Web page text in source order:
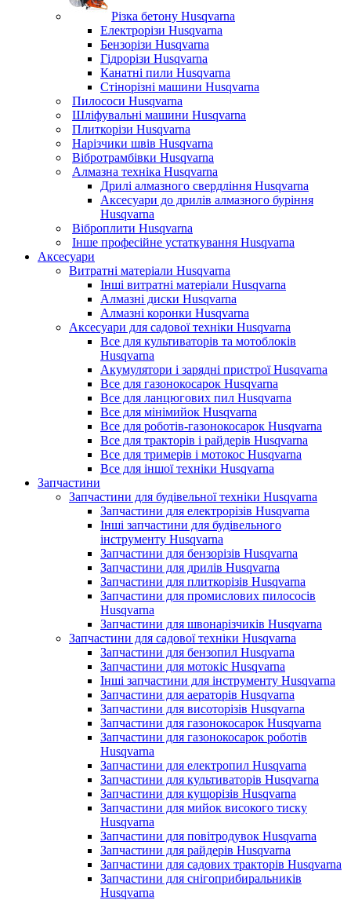
Різка бетону Husqvarna
Електрорізи Husqvarna
Бензорізи Husqvarna
Гідрорізи Husqvarna
Канатні пили Husqvarna
Стінорізні машини Husqvarna
Пилососи Husqvarna
Шліфувальні машини Husqvarna
Плиткорізи Husqvarna
Нарізчики швів Husqvarna
Вібротрамбівки Husqvarna
Алмазна техніка Husqvarna
Дрилі алмазного свердління Husqvarna
Аксесуари до дрилів алмазного буріння
Husqvarna
Віброплити Husqvarna
Інше професійне устаткування Husqvarna
Аксесуари
Витратні матеріали Husqvarna
Інші витратні матеріали Husqvarna
Алмазні диски Husqvarna
Алмазні коронки Husqvarna
Аксесуари для садової техніки Husqvarna
Все для культиваторів та мотоблоків
Husqvarna
Акумулятори і зарядні пристрої Husqvarna
Все для газонокосарок Husqvarna
Все для ланцюгових пил Husqvarna
Все для мінімийок Husqvarna
Все для роботів-газонокосарок Husqvarna
Все для тракторів і райдерів Husqvarna
Все для тримерів і мотокос Husqvarna
Все для іншої техніки Husqvarna
Запчастини
Запчастини для будівельної техніки Husqvarna
Запчастини для електрорізів Husqvarna
Інші запчастини для будівельного
інструменту Husqvarna
Запчастини для бензорізів Husqvarna
Запчастини для дрилів Husqvarna
Запчастини для плиткорізів Husqvarna
Запчастини для промислових пилососів
Husqvarna
Запчастини для швонарізчиків Husqvarna
Запчастини для садової техніки Husqvarna
Запчастини для бензопил Husqvarna
Запчастини для мотокіс Husqvarna
Інші запчастини для інструменту Husqvarna
Запчастини для аераторів Husqvarna
Запчастини для висоторізів Husqvarna
Запчастини для газонокосарок Husqvarna
Запчастини для газонокосарок роботів
Husqvarna
Запчастини для електропил Husqvarna
Запчастини для культиваторів Husqvarna
Запчастини для кущорізів Husqvarna
Запчастини для мийок високого тиску
Husqvarna
Запчастини для повітродувок Husqvarna
Запчастини для райдерів Husqvarna
Запчастини для садових тракторів Husqvarna
Запчастини для снігоприбиральників
Husqvarna